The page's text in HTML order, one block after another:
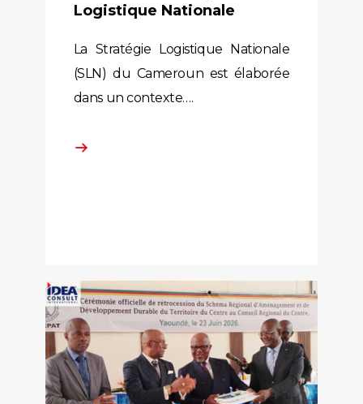
Logistique Nationale
La Stratégie Logistique Nationale
(SLN) du Cameroun est élaborée
dans un contexte….